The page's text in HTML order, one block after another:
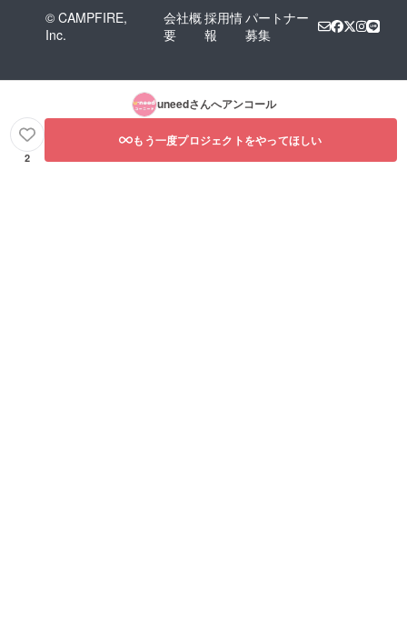
© CAMPFIRE,
Inc.
会社概
要
採用情
報
パートナー
募集
uneedさんへアンコール
2
もう一度プロジェクトをやってほしい